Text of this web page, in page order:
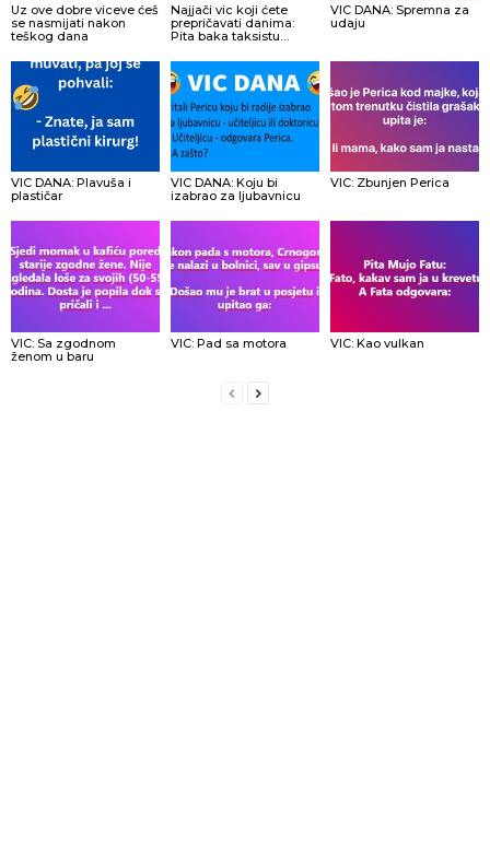
Uz ove dobre viceve ćeš
se nasmijati nakon
teškog dana
Najjači vic koji ćete
prepričavati danima:
Pita baka taksistu…
VIC DANA: Spremna za
udaju
VIC DANA: Plavuša i
plastičar
VIC DANA: Koju bi
izabrao za ljubavnicu
VIC: Zbunjen Perica
VIC: Sa zgodnom
ženom u baru
VIC: Pad sa motora VIC: Kao vulkan